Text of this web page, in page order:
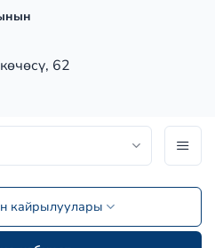
62
кайрылуулары